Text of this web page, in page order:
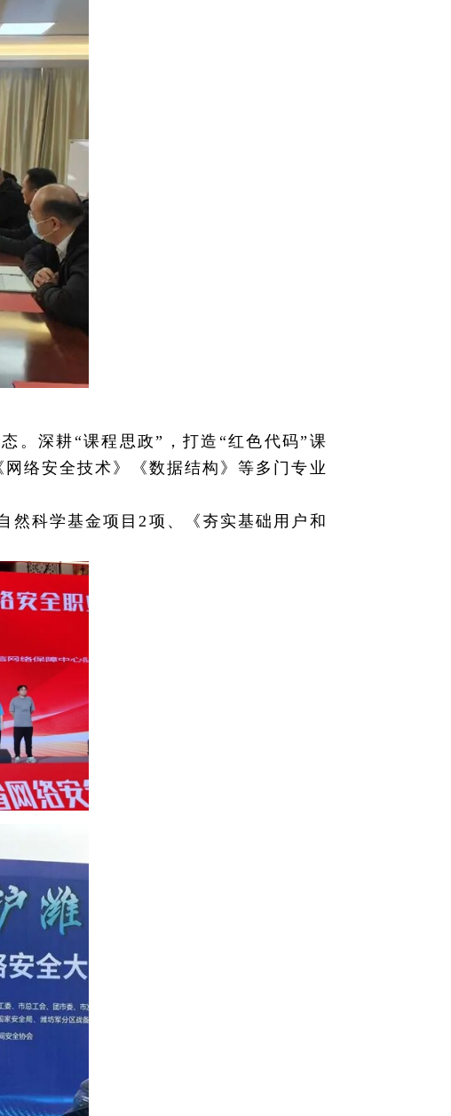
。深耕“课程思政”，打造“红色代码”课
络安全技术》《数据结构》等多门专业
然科学基金项目2项、《夯实基础用户和